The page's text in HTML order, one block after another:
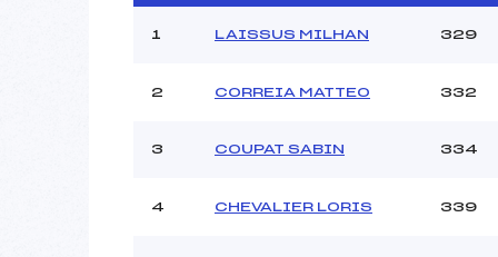
Pénalité appliquée :
1 LAISSUS MILHAN 329
2 CORREIA MATTEO 332
3 COUPAT SABIN 334
4 CHEVALIER LORIS 339